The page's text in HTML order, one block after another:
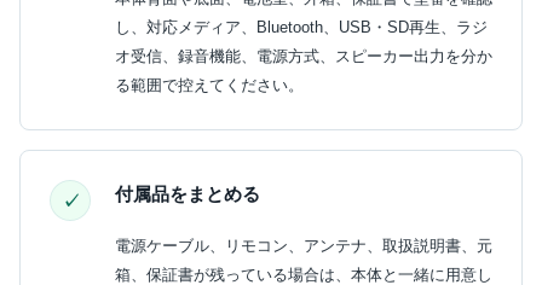
し、対応メディア、Bluetooth、USB・SD再生、ラジ
オ受信、録音機能、電源方式、スピーカー出力を分か
る範囲で控えてください。
付属品をまとめる
電源ケーブル、リモコン、アンテナ、取扱説明書、元
箱、保証書が残っている場合は、本体と一緒に用意し